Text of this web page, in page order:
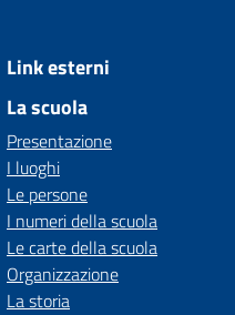
Link esterni
La scuola
Presentazione
I luoghi
Le persone
I numeri della scuola
Le carte della scuola
Organizzazione
La storia